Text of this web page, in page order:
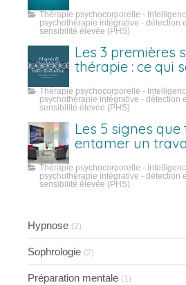
Thérapie psychocorporelle -
psychothérapie intégrative - détection
sensibilité élevée (PHS)
Les 3 premières
thérapie : ce qui
Thérapie psychocorporelle -
psychothérapie intégrative - détection
sensibilité élevée (PHS)
Les 5 signes que
entamer un
Thérapie psychocorporelle -
psychothérapie intégrative - détection
sensibilité élevée (PHS)
Hypnose (2)
Sophrologie (2)
Préparation mentale (1)